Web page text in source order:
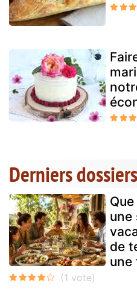
Derniers dossiers
une
de
une